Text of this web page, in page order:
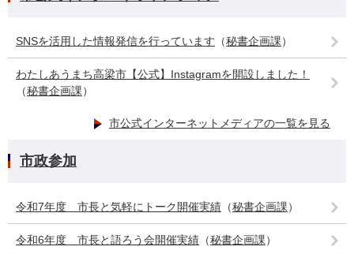
SNSを活用した情報発信を行っています （秘書企画課）
わたしあうまち高梁市【公式】Instagramを開設しました！
（秘書企画課）
市公式インターネットメディアの一覧を見る
市政参加
令和7年度 市長と気軽にトーク開催実績 （秘書企画課）
令和6年度 市長と語ろう会開催実績 （秘書企画課）